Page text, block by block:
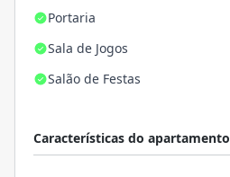
Portaria
Sala de Jogos
Salão de Festas
Características do apartamento